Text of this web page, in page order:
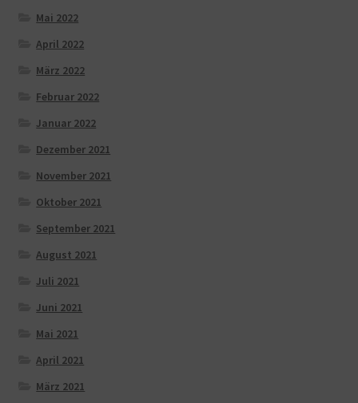
Mai 2022
April 2022
März 2022
Februar 2022
Januar 2022
Dezember 2021
November 2021
Oktober 2021
September 2021
August 2021
Juli 2021
Juni 2021
Mai 2021
April 2021
März 2021